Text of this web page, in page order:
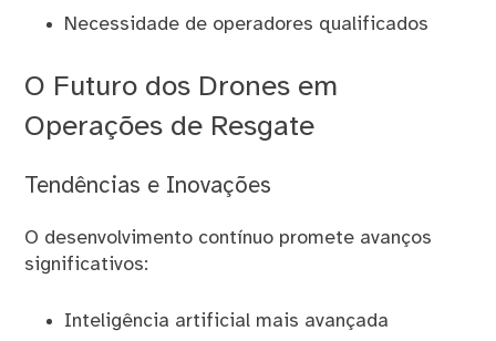
Necessidade de operadores qualificados
O Futuro dos Drones em
Operações de Resgate
Tendências e Inovações
O desenvolvimento contínuo promete avanços
significativos:
Inteligência artificial mais avançada